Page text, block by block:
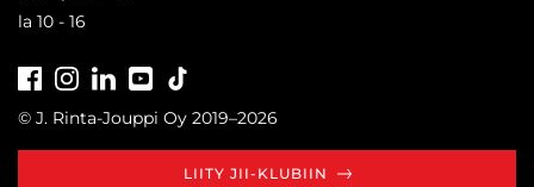
la 10 - 16
FacebookInstagramLinkedInYoutube
© J. Rinta-Jouppi Oy 2019–2026
LIITY JII-KLUBIIN